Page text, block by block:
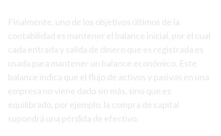
Finalmente, uno de los objetivos últimos de la
contabilidad es mantener el balance inicial, por el cual
cada entrada y salida de dinero que es registrada es
usada para mantener un balance económico. Este
balance indica que el flujo de activos y pasivos en una
empresa no viene dado sin más, sino que es
equilibrado, por ejemplo, la compra de capital
supondrá una pérdida de efectivo.